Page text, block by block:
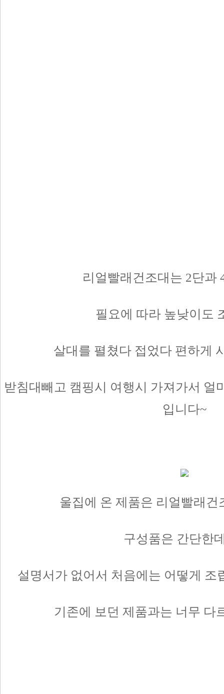
리얼빨래건조대는 2단과
필요에 따라 높낮이도
살대를 펼쳤다 접었다 편하게
받침대빼고 캠핑시 여행시 가져가서 얼
입니다~
울집에 온 제품은 리얼빨래건
구성품은 간단한
설명서가 없어서 처음에는 어떻게 조
기존에 보던 제품과는 너무 다